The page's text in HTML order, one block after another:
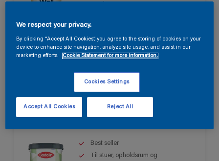
Best seller
Til stuer, opholdsrum og
We respect your privacy.
By clicking “Accept All Cookies”, you agree to the storing of cookies on your
device to enhance site navigation, analyze site usage, and assist in our
marketing efforts.
Cookie Statement for more information.
Cookies Settings
Reject All
Accept All Cookies